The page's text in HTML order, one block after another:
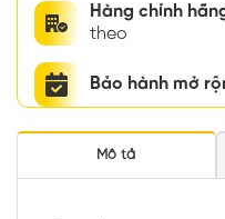
Hàng chính
theo
Bảo hành mở
Mô tả